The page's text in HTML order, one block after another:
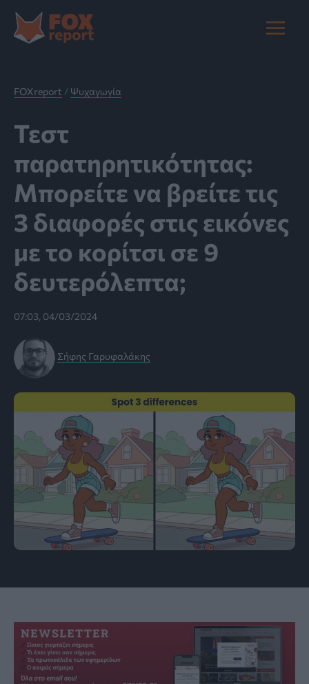
στο
περιεχόμενο
Main
FOXreport / Ψυχαγωγία
Τεστ
παρατηρητικότητας:
Μπορείτε να βρείτε τις
3 διαφορές στις εικόνες
με τo κορίτσι σε 9
δευτερόλεπτα;
07:03, 04/03/2024
Σήφης Γαρυφαλάκης